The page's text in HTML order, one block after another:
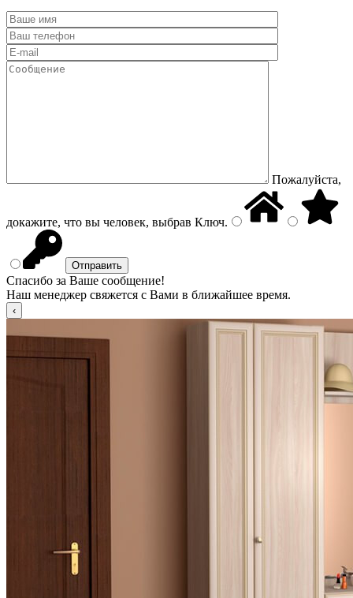
Пожалуйста,
докажите, что вы человек, выбрав Ключ.
Спасибо за Ваше сообщение!
Наш менеджер свяжется с Вами в ближайшее время.